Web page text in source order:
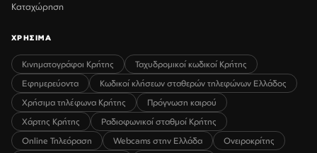
Καταχώρηση
ΧΡΗΣΙΜΑ
Κινηματογράφοι Κρήτης
Ταχυδρομικοί κωδικοί Κρήτης
Εφημερεύοντα
Κωδικοί κλήσεων σταθερών τηλεφώνων Ελλάδος
Χρήσιμα τηλέφωνα Κρήτης
Πρόγνωση καιρού
Χάρτης Κρήτης
Ραδιοφωνικοί σταθμοί Κρήτης
Online Τηλεόραση
Webcams στην Ελλάδα
Ονειροκρίτης